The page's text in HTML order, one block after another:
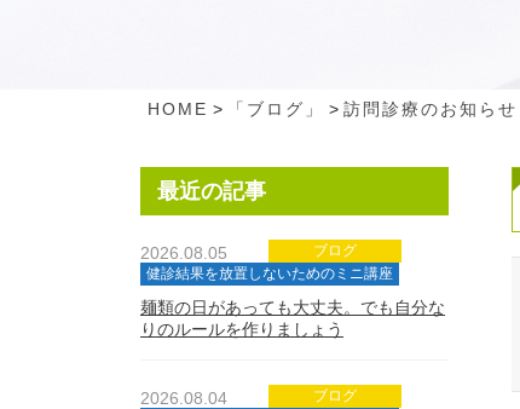
HOME > 「ブログ」 > 訪問診療のお知らせ
最近の記事
2026.08.05
ブログ
健診結果を放置しないためのミニ講座
麺類の日があっても大丈夫。でも自分な
りのルールを作りましょう
2026.08.04
ブログ